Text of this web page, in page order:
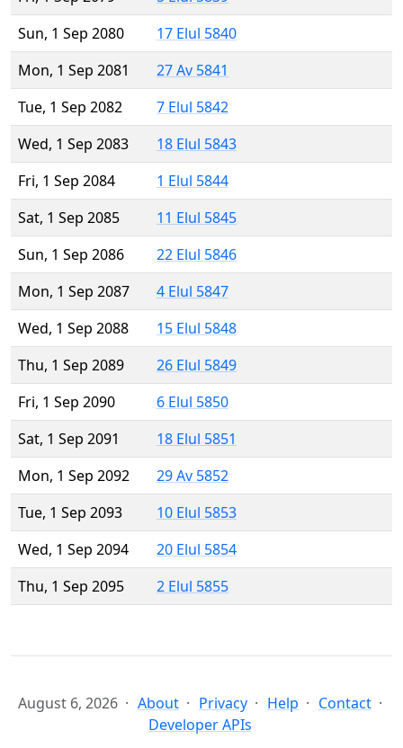
Sun, 1 Sep 2080
17 Elul 5840
Mon, 1 Sep 2081
27 Av 5841
Tue, 1 Sep 2082
7 Elul 5842
Wed, 1 Sep 2083
18 Elul 5843
Fri, 1 Sep 2084
1 Elul 5844
Sat, 1 Sep 2085
11 Elul 5845
Sun, 1 Sep 2086
22 Elul 5846
Mon, 1 Sep 2087
4 Elul 5847
Wed, 1 Sep 2088
15 Elul 5848
Thu, 1 Sep 2089
26 Elul 5849
Fri, 1 Sep 2090
6 Elul 5850
Sat, 1 Sep 2091
18 Elul 5851
Mon, 1 Sep 2092
29 Av 5852
Tue, 1 Sep 2093
10 Elul 5853
Wed, 1 Sep 2094
20 Elul 5854
Thu, 1 Sep 2095
2 Elul 5855
August 6, 2026 About Privacy Help
Contact
Developer APIs